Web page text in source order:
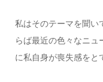
私はそのテーマを聞い
らば最近の色々なニュ
に私自身が喪失感をと